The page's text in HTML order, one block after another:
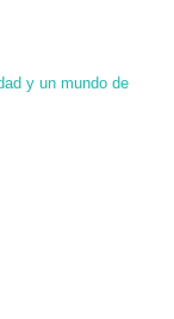
y un mundo de